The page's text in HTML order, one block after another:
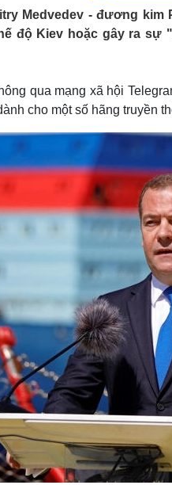
phòng
Thể thao
Bóng đá
Lịch thi đấu
Hậu trường
đình
Âm nhạc
Di sản
Medvedev - đương
độ Kiev hoặc gây ra sự
qua mạng xã hội
cho một số hãng truyền